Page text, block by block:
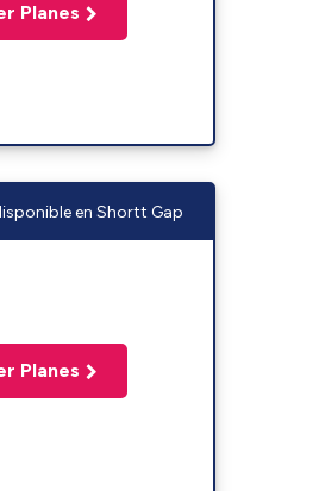
Planes
en Shortt Gap
Planes